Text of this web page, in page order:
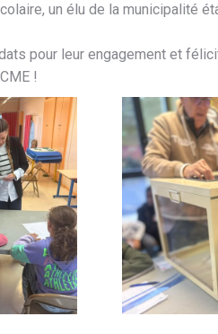
un élu de la municipalité
pour leur engagement et
!